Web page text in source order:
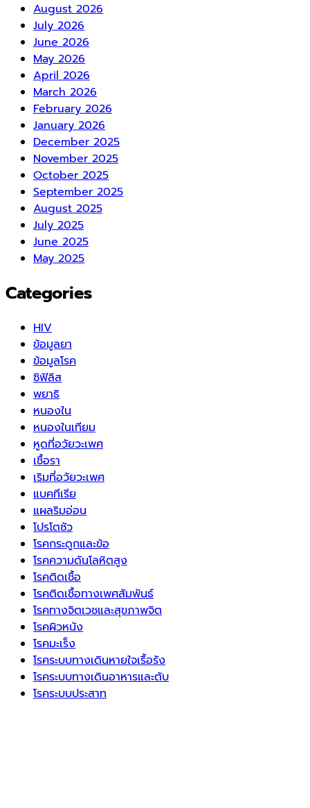
August 2026
July 2026
June 2026
May 2026
April 2026
March 2026
February 2026
January 2026
December 2025
November 2025
October 2025
September 2025
August 2025
July 2025
June 2025
May 2025
Categories
HIV
ข้อมูลยา
ข้อมูลโรค
ซิฟิลิส
พยาธิ
หนองใน
หนองในเทียม
หูดที่อวัยวะเพศ
เชื้อรา
เริมที่อวัยวะเพศ
แบคทีเรีย
แผลริมอ่อน
โปรโตซัว
โรคกระดูกและข้อ
โรคความดันโลหิตสูง
โรคติดเชื้อ
โรคติดเชื้อทางเพศสัมพันธ์
โรคทางจิตเวชและสุขภาพจิต
โรคผิวหนัง
โรคมะเร็ง
โรคระบบทางเดินหายใจเรื้อรัง
โรคระบบทางเดินอาหารและตับ
โรคระบบประสาท